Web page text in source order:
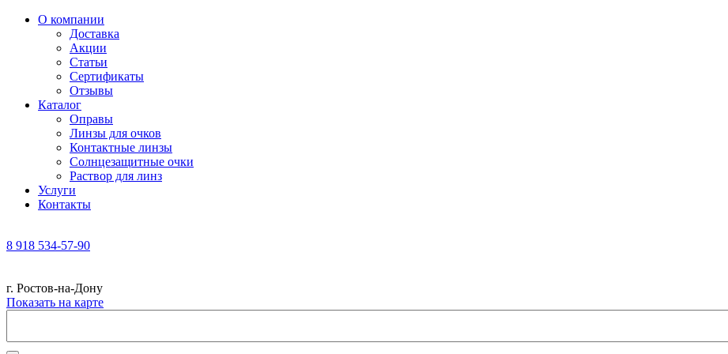
О компании
Доставка
Акции
Статьи
Сертификаты
Отзывы
Каталог
Оправы
Линзы для очков
Контактные линзы
Солнцезащитные очки
Раствор для линз
Услуги
Контакты
8 918 534-57-90
г. Ростов-на-Дону
Показать на карте